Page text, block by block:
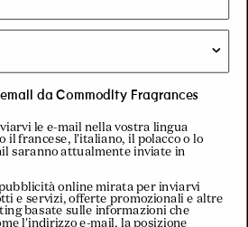
Bassi
. e Commodity
da Commodity Fragrances
le e-mail nella vostra lingua
il francese, l'italiano, il polacco o lo
saranno attualmente inviate in
online mirata per inviarvi
e servizi, offerte promozionali e altre
basate sulle informazioni che
l'indirizzo e-mail, la posizione